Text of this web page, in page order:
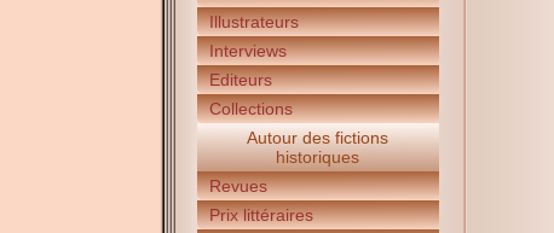
Illustrateurs
Interviews
Editeurs
Collections
Autour des fictions
historiques
Revues
Prix littéraires